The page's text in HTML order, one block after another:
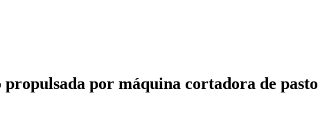
por máquina cortadora de pasto